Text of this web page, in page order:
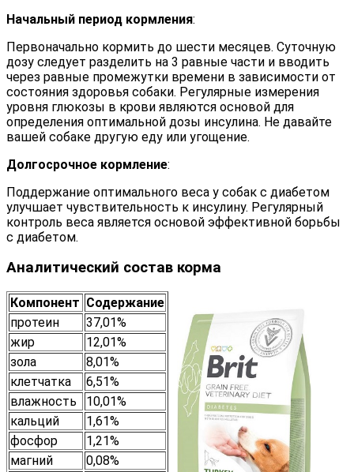
Начальный период кормления:
Первоначально кормить до шести месяцев. Суточную
дозу следует разделить на 3 равные части и вводить
через равные промежутки времени в зависимости от
состояния здоровья собаки. Регулярные измерения
уровня глюкозы в крови являются основой для
определения оптимальной дозы инсулина. Не давайте
вашей собаке другую еду или угощение.
Долгосрочное кормление:
Поддержание оптимального веса у собак с диабетом
улучшает чувствительность к инсулину. Регулярный
контроль веса является основой эффективной борьбы
с диабетом.
Аналитический состав корма
Компонент Содержание
протеин
37,01%
жир
12,01%
зола
8,01%
клетчатка
6,51%
влажность
10,01%
кальций
1,61%
фосфор
1,21%
магний
0,08%